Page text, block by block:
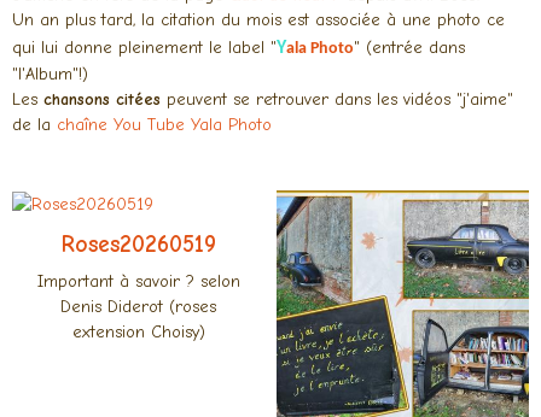
Un an plus tard, la citation du mois est associée à une photo ce
qui lui donne pleinement le label "Yala Photo" (entrée dans
"l'Album"!)
Les chansons citées peuvent se retrouver dans les vidéos "j'aime"
de la chaîne You Tube Yala Photo
Roses20260519
Important à savoir ? selon
Denis Diderot (roses
extension Choisy)